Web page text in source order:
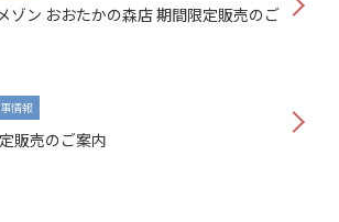
ゾン おおたかの森店 期間限定販売のご
情報
販売のご案内